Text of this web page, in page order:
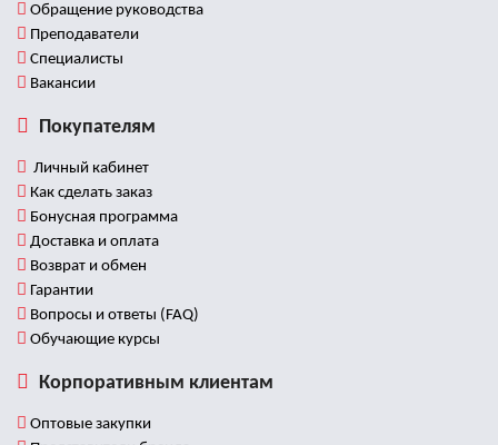
Обращение руководства
Преподаватели
Специалисты
Вакансии
Покупателям
Личный кабинет
Как сделать заказ
Бонусная программа
Доставка и оплата
Возврат и обмен
Гарантии
Вопросы и ответы (FAQ)
Обучающие курсы
Корпоративным клиентам
Оптовые закупки